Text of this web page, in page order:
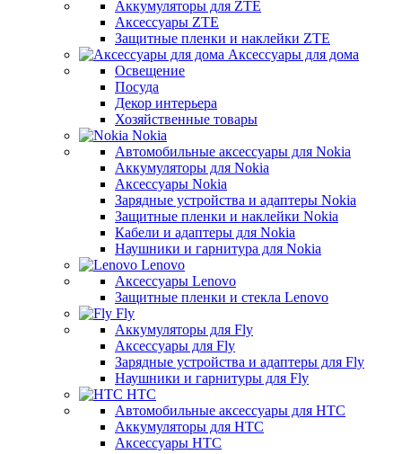
Аккумуляторы для ZTE
Аксессуары ZTE
Защитные пленки и наклейки ZTE
Аксессуары для дома
Освещение
Посуда
Декор интерьера
Хозяйственные товары
Nokia
Автомобильные аксессуары для Nokia
Аккумуляторы для Nokia
Аксессуары Nokia
Зарядные устройства и адаптеры Nokia
Защитные пленки и наклейки Nokia
Кабели и адаптеры для Nokia
Наушники и гарнитура для Nokia
Lenovo
Аксессуары Lenovo
Защитные пленки и стекла Lenovo
Fly
Аккумуляторы для Fly
Аксессуары для Fly
Зарядные устройства и адаптеры для Fly
Наушники и гарнитуры для Fly
HTC
Автомобильные аксессуары для HTC
Аккумуляторы для HTC
Аксессуары HTC